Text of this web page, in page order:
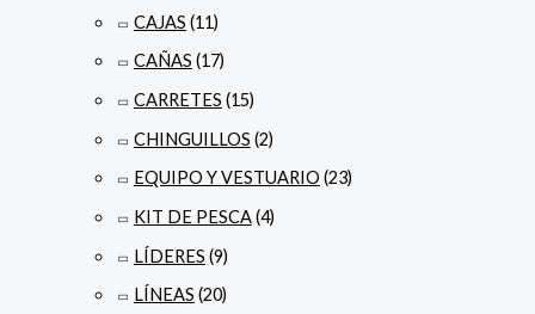
CAJAS (11)
CAÑAS (17)
CARRETES (15)
CHINGUILLOS (2)
EQUIPO Y VESTUARIO (23)
KIT DE PESCA(4)
LÍDERES (9)
LÍNEAS (20)